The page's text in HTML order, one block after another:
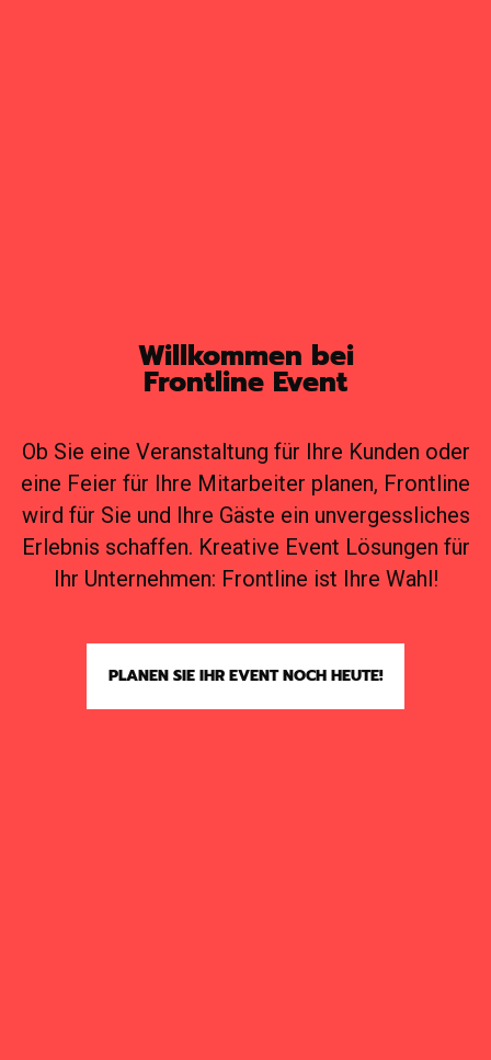
Willkommen bei
Frontline Event
Ob Sie eine Veranstaltung für Ihre Kunden oder
eine Feier für Ihre Mitarbeiter planen, Frontline
wird für Sie und Ihre Gäste ein unvergessliches
Erlebnis schaffen. Kreative Event Lösungen für
Ihr Unternehmen: Frontline ist Ihre Wahl!
PLANEN SIE IHR EVENT NOCH HEUTE!